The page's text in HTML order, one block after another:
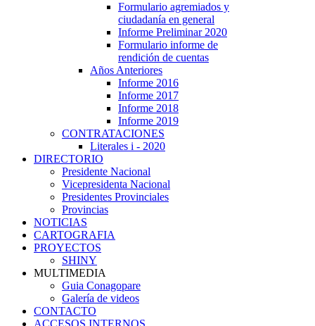
Formulario agremiados y
ciudadanía en general
Informe Preliminar 2020
Formulario informe de
rendición de cuentas
Años Anteriores
Informe 2016
Informe 2017
Informe 2018
Informe 2019
CONTRATACIONES
Literales i - 2020
DIRECTORIO
Presidente Nacional
Vicepresidenta Nacional
Presidentes Provinciales
Provincias
NOTICIAS
CARTOGRAFIA
PROYECTOS
SHINY
MULTIMEDIA
Guia Conagopare
Galería de videos
CONTACTO
ACCESOS INTERNOS